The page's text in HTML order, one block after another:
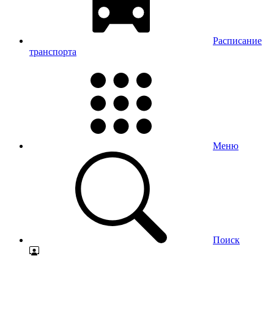
Расписание
транспорта
Меню
Поиск